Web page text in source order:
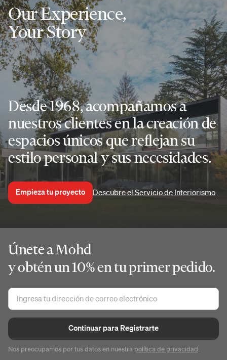
Our Experience,
Your Story
Desde 1968, acompañamos a
nuestros clientes en la creación de
espacios únicos que reflejan su
estilo personal y sus necesidades.
Empieza tu proyecto Descubre el Servicio de Interiorismo
Únete a Mohd
y obtén un 10% en tu primer pedido.
Continuar para Registrarte
Nos preocupamos por tus datos en nuestra política de privacidad.